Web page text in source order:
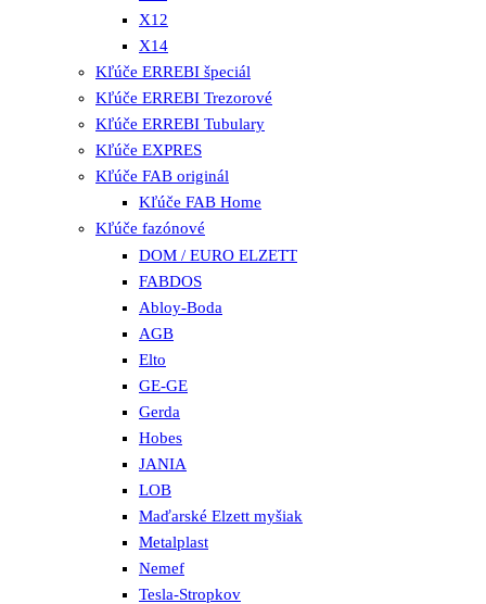
X12
X14
Kľúče ERREBI špeciál
Kľúče ERREBI Trezorové
Kľúče ERREBI Tubulary
Kľúče EXPRES
Kľúče FAB originál
Kľúče FAB Home
Kľúče fazónové
DOM / EURO ELZETT
FABDOS
Abloy-Boda
AGB
Elto
GE-GE
Gerda
Hobes
JANIA
LOB
Maďarské Elzett myšiak
Metalplast
Nemef
Tesla-Stropkov